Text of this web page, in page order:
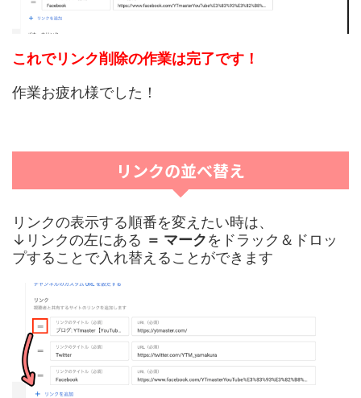
これでリンク削除の作業は完了です！
作業お疲れ様でした！
リンクの並べ替え
リンクの表示する順番を変えたい時は、
↓リンクの左にある ＝ マークをドラック＆ドロッ
プすることで入れ替えることができます